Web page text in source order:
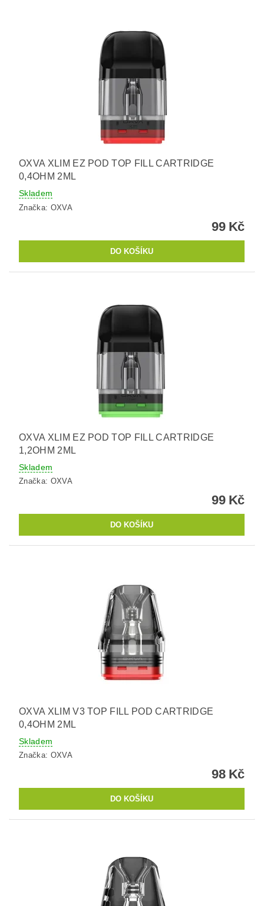
OXVA XLIM EZ POD TOP FILL CARTRIDGE
0,4OHM 2ML
Skladem
Značka: OXVA
99 Kč
OXVA XLIM EZ POD TOP FILL CARTRIDGE
1,2OHM 2ML
Skladem
Značka: OXVA
99 Kč
OXVA XLIM V3 TOP FILL POD CARTRIDGE
0,4OHM 2ML
Skladem
Značka: OXVA
98 Kč